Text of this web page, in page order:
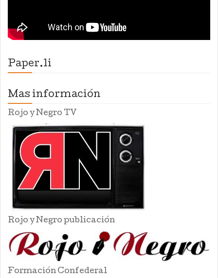
Paper.li
Mas información
Rojo y Negro TV
Rojo y Negro publicación
Formación Confederal